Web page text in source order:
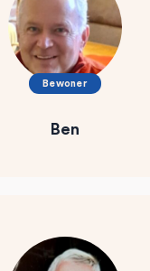
Bewoner
Ben